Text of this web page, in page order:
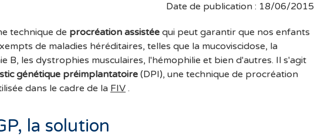
Date de publication : 18/06/2015
technique de procréation assistée qui peut garantir que nos enfants
de maladies héréditaires, telles que la mucoviscidose, la
B, les dystrophies musculaires, l'hémophilie et bien d'autres. Il s'agit
génétique préimplantatoire (DPI), une technique de procréation
dans le cadre de la FIV .
la solution